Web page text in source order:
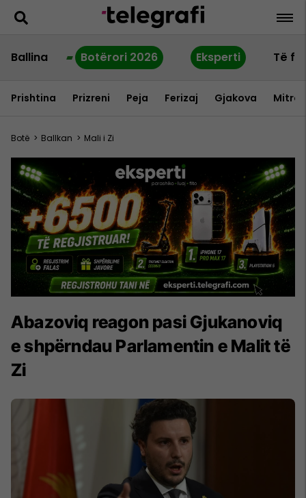
Ballina Botërori 2026 Eksperti Të
Prishtina Prizreni Peja Ferizaj Gjakova
Botë > Ballkan > Mali i Zi
Abazoviq reagon pasi Gjukanoviq
e shpërndau Parlamentin e Malit të
Zi